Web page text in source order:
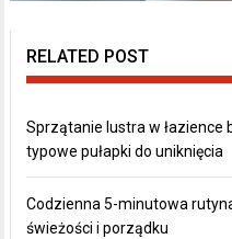
RELATED POST
Sprzątanie lustra w
typowe pułapki do uniknięcia
Codzienna 5-minutowa
świeżości i porządku